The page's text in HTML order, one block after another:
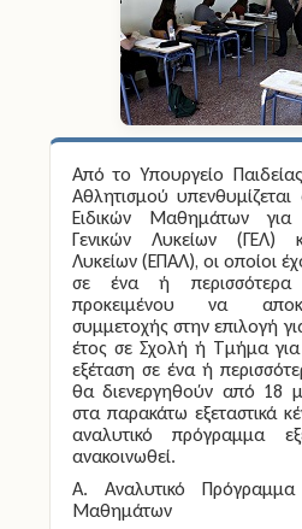
Επικοινωνία
Από το Υπουργείο
Αθλητισμού υπενθυμίζεται
Eιδικών Μαθημάτων
Γενικών Λυκείων (ΓΕΛ)
Λυκείων (ΕΠΑΛ), οι οποίοι
σε ένα ή περισσότερα
προκειμένου να
συμμετοχής στην επιλογή
έτος σε Σχολή ή Τμήμα για
εξέταση σε ένα ή
θα διενεργηθούν από 18
στα παρακάτω εξεταστικά
αναλυτικό πρόγραμμα
ανακοινωθεί.
Α. Αναλυτικό Πρόγραμμα
Μαθημάτων